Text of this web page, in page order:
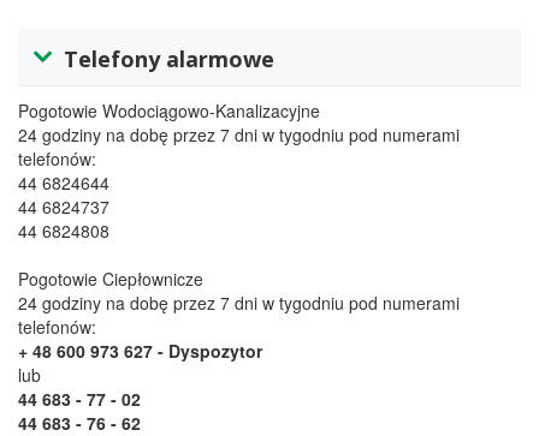
Telefony alarmowe
Pogotowie Wodociągowo-Kanalizacyjne
24 godziny na dobę przez 7 dni w tygodniu pod numerami
telefonów:
44 6824644
44 6824737
44 6824808
Pogotowie Ciepłownicze
24 godziny na dobę przez 7 dni w tygodniu pod numerami
telefonów:
+ 48 600 973 627 - Dyspozytor
lub
44 683 - 77 - 02
44 683 - 76 - 62